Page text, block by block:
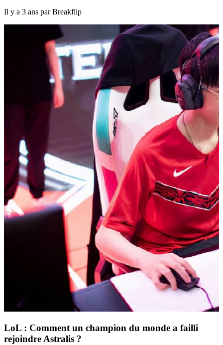
Il y a 3 ans par Breakflip
LoL : Comment un champion du monde a failli
rejoindre Astralis ?